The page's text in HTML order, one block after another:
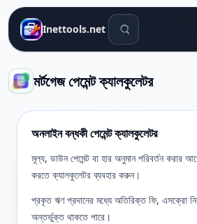
Inettools.net সার্চ টুলস
মর্টগেজ পেমেন্ট ক্যালকুলেটর
অনলাইন বন্ধকী পেমেন্ট ক্যালকুলেটর
মূল্য, ডাউন পেমেন্ট বা হার অনুমান পরিবর্তন করার
করতে ক্যালকুলেটর ব্যবহার করুন।
প্রকৃত ঋণ প্রদানের মধ্যে অতিরিক্ত ফি, এসক্রো
অন্তর্ভুক্ত থাকতে পারে।